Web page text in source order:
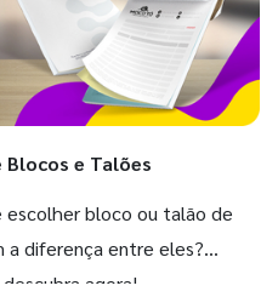
e Talões
bloco ou talão de
a diferença entre eles?
agora!